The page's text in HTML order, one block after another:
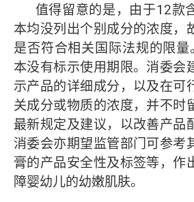
值得留意的是，由于12款
本均没列出个别成分的浓度，
是否符合相关国际法规的限
本没有标示使用期限。消委会
示产品的详细成分，以及在可
关成分或物质的浓度，并不时
最新规定及建议，以改善产品
消委会亦期望监管部门可参考
膏的产品安全性及标签等，作
障婴幼儿的幼嫩肌肤。